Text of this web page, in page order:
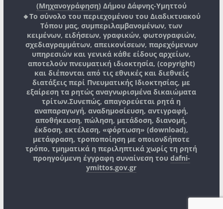
(Μηχανογράφηση) Δήμου Δάφνης-Υμηττού
🔸Το σύνολο του περιεχομένου του Διαδικτυακού
Τόπου μας, συμπεριλαμβανομένων, των
κειμένων, ειδήσεων, γραφικών, φωτογραφιών,
σχεδιαγραμμάτων, απεικονίσεων, παρεχόμενων
υπηρεσιών και γενικά κάθε είδους αρχείων,
αποτελούν πνευματική ιδιοκτησία, (copyright)
και διέπονται από τις εθνικές και διεθνείς
διατάξεις περί Πνευματικής Ιδιοκτησίας, με
εξαίρεση τα ρητώς αναγνωρισμένα δικαιώματα
τρίτων.Συνεπώς, απαγορεύεται ρητά η
αναπαραγωγή, αναδημοσίευση, αντιγραφή,
αποθήκευση, πώληση, μετάδοση, διανομή,
έκδοση, εκτέλεση, «φόρτωση» (download),
μετάφραση, τροποποίηση με οποιονδήποτε
τρόπο, τμηματικά η περιληπτικά χωρίς τη ρητή
προηγούμενη έγγραφη συναίνεση του dafni-
ymittos.gov.gr